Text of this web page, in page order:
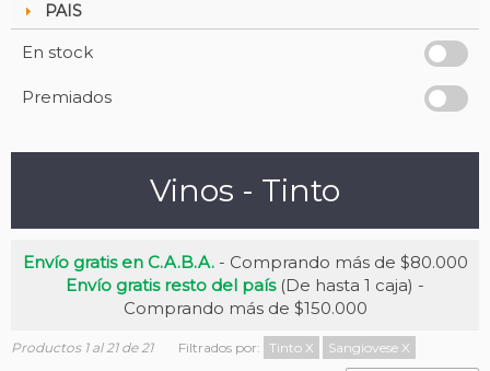
PAIS
En stock
Premiados
Vinos - Tinto
Envío gratis en C.A.B.A.- Comprando más de $80.000
Envío gratis resto del país(De hasta 1 caja) -
Comprando más de $150.000
Productos 1 al 21 de 21 Filtrados por: Tinto X Sangiovese X